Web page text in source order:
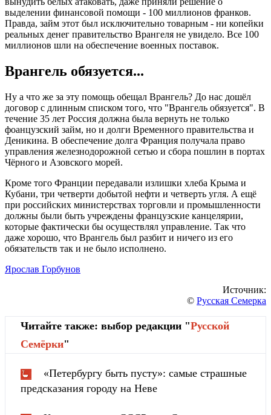
выделении финансовой помощи - 100 миллионов франков.
Правда, займ этот был исключительно товарным - ни копейки
реальных денег правительство Врангеля не увидело. Все 100
миллионов шли на обеспечение военных поставок.
Врангель обязуется...
Ну а что же за эту помощь обещал Врангель? До нас дошёл
договор с длинным списком того, что "Врангель обязуется". В
течение 35 лет Россия должна была вернуть не только
фоанцузский займ, но и долги Временного правительства и
Деникина. В обеспечение долга Франция получала право
управления железнодорожной сетью и сбора пошлин в портах
Чёрного и Азовского морей.
Кроме того Франции передавали излишки хлеба Крыма и
Кубани, три четверти добытой нефти и четверть угля. А ещё
при российских министерствах торговли и промышленности
должны были быть учреждены французские канцелярии,
которые фактически бы осуществлял управление. Так что
даже хорошо, что Врангель был разбит и ничего из его
обязательств так и не было исполнено.
Ярослав Горбунов
Источник:
© Русская Семерка
Читайте также: выбор редакции "Русской
Cемёрки"
«Петербургу быть пусту»: самые страшные
предсказания городу на Неве